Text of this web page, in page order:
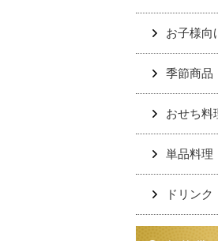
お子様向
季節商品
おせち料
単品料理
ドリンク